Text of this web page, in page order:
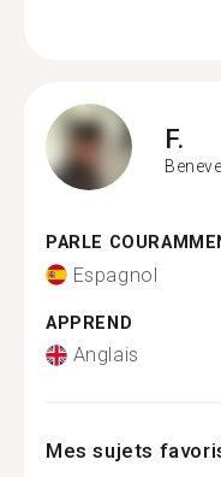
F.
PARLE
Espagnol
APPREND
Anglais
Mes sujets